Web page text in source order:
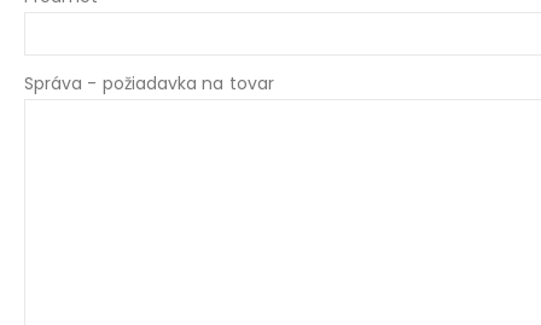
Správa - požiadavka na tovar